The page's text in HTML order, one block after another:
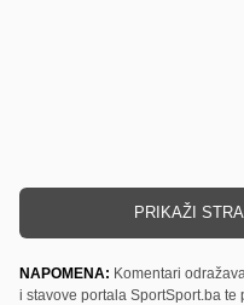
PRIKAŽI
NAPOMENA: Komentari
i stavove portala SportSport.ba